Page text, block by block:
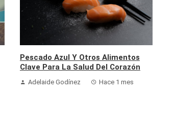
Pescado Azul Y Otros Alimentos
Clave Para La Salud Del Corazón
Adelaide Godínez Hace 1 mes